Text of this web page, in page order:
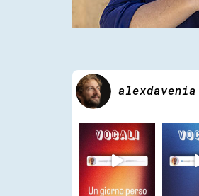
alexdavenia